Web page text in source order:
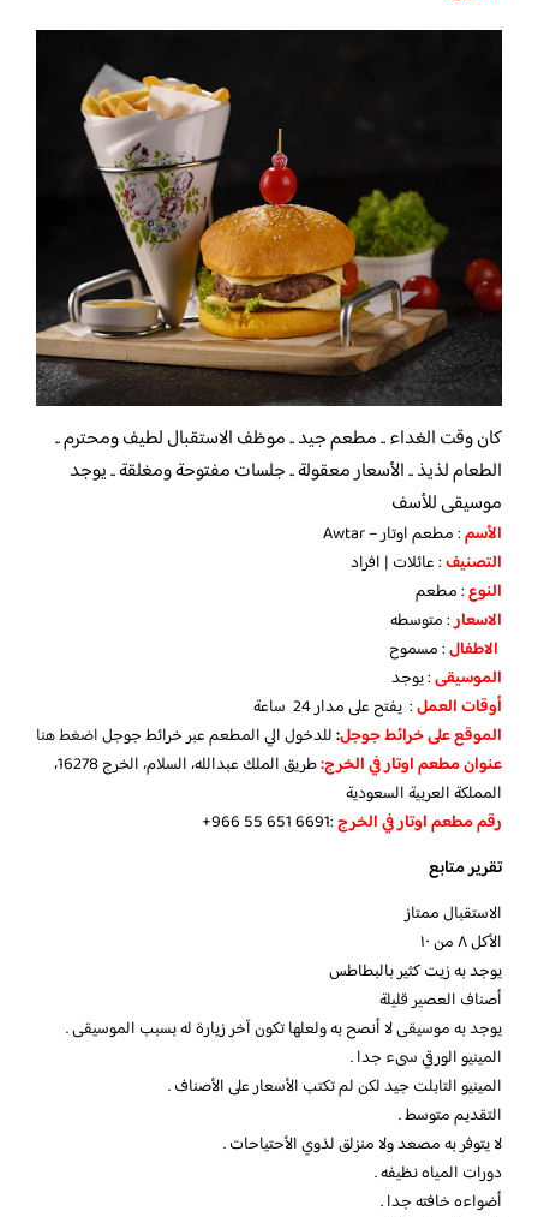
كان وقت الغداء .. مطعم جيد .. موظف الاستقبال لطيف ومحترم ..
الطعام لذيذ .. الأسعار معقولة .. جلسات مفتوحة ومغلقة .. يوجد
موسيقى للأسف
الأسم: مطعم اوتار – Awtar
التصنيف: عائلات | افراد
النوع: مطعم
الاسعار: متوسطه
الاطفال: مسموح
الموسيقى: يوجد
أوقات العمل: يفتح على مدار 24 ساعة
الموقع على خرائط جوجل:للدخول الي المطعم عبر خرائط جوجلاضغط هنا
عنوان مطعم اوتار في الخرج:
طريق الملك عبدالله، السلام، الخرج 16278،
المملكة العربية السعودية
رقم مطعم اوتار في الخرج‏:‪+966 55 651 6691‬‏
تقرير متابع
الاستقبال ممتاز
الأكل ٨ من ١٠
يوجد به زيت كثير بالبطاطس
أصناف العصير قليلة
يوجد به موسيقى لا أنصح به ولعلها تكون آخر زيارة له بسبب الموسيقى .
المينيو الورقي سىء جدا .
المينيو التابلت جيد لكن لم تكتب الأسعار على الأصناف .
التقديم متوسط .
لا يتوفر به مصعد ولا منزلق لذوي الأحتياحات .
دورات المياه نظيفه .
أضواءه خافته جدا .